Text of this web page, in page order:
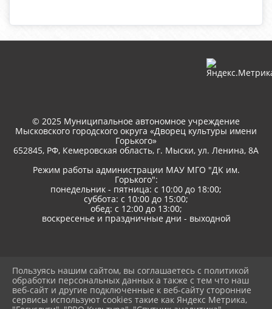
© 2025 Муниципальное автономное учреждение
Мысковского городского округа «Дворец культуры имени
Горького»
652845, РФ, Кемеровская область, г. Мыски, ул. Ленина, 8A
Режим работы администрации МАУ МГО "ДК им.
Горького":
понедельник - пятница: с 10:00 до 18:00;
суббота: с 10:00 до 15:00;
обед: с 12:00 до 13:00;
воскресенье и праздничные дни - выходной
2026 г. дкгорького.рф
Вход
Карта сайта
Политика обработки персональных данных
Пользуясь нашим сайтом, вы соглашаетесь с политикой
обработки персональных данных а также с тем что наш
веб-сайт и другие подключенные к веб-сайту сторонние
сервисы используют cookies такие как Яндекс Метрика,